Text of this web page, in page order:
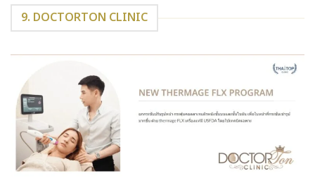
9. DOCTORTON CLINIC